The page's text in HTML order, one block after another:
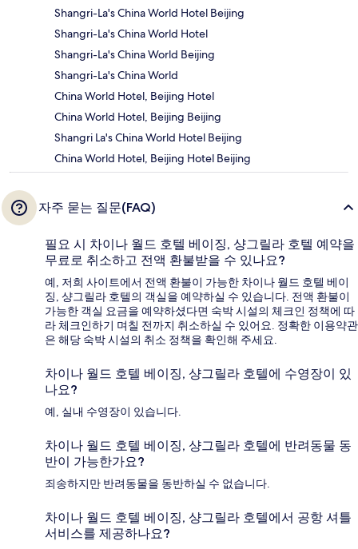
Shangri-La's China World Hotel Beijing
Shangri-La's China World Hotel
Shangri-La's China World Beijing
Shangri-La's China World
China World Hotel, Beijing Hotel
China World Hotel, Beijing Beijing
Shangri La's China World Hotel Beijing
China World Hotel, Beijing Hotel Beijing
자주 묻는 질문(FAQ)
필요 시 차이나 월드 호텔 베이징, 샹그릴라 호텔 예약을
무료로 취소하고 전액 환불받을 수 있나요?
예, 저희 사이트에서 전액 환불이 가능한 차이나 월드 호텔 베이
징, 샹그릴라 호텔의 객실을 예약하실 수 있습니다. 전액 환불이
가능한 객실 요금을 예약하셨다면 숙박 시설의 체크인 정책에 따
라 체크인하기 며칠 전까지 취소하실 수 있어요. 정확한 이용약관
은 해당 숙박 시설의 취소 정책을 확인해 주세요.
차이나 월드 호텔 베이징, 샹그릴라 호텔에 수영장이 있
나요?
예, 실내 수영장이 있습니다.
차이나 월드 호텔 베이징, 샹그릴라 호텔에 반려동물 동
반이 가능한가요?
죄송하지만 반려동물을 동반하실 수 없습니다.
차이나 월드 호텔 베이징, 샹그릴라 호텔에서 공항 셔틀
서비스를 제공하나요?